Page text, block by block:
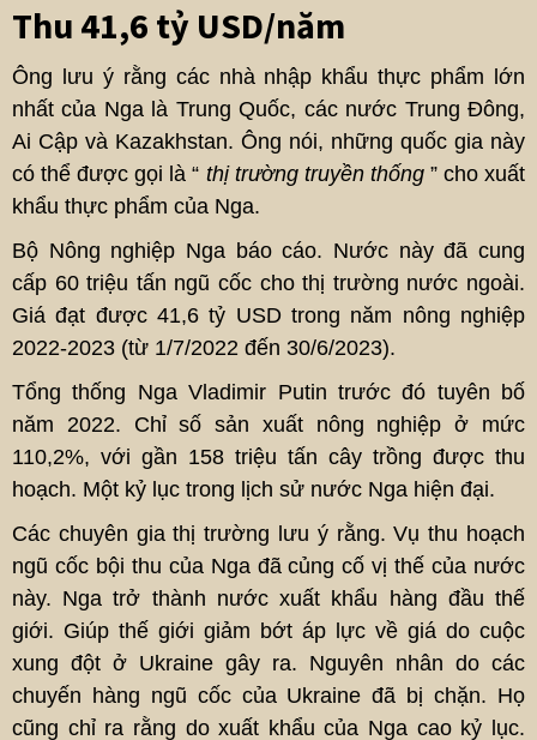
Thu 41,6 tỷ USD/năm
Ông lưu ý rằng các nhà nhập khẩu thực phẩm lớn
nhất của Nga là Trung Quốc, các nước Trung Đông,
Ai Cập và Kazakhstan. Ông nói, những quốc gia này
có thể được gọi là “ thị trường truyền thống” cho xuất
khẩu thực phẩm của Nga.
Bộ Nông nghiệp Nga báo cáo. Nước này đã cung
cấp 60 triệu tấn ngũ cốc cho thị trường nước ngoài.
Giá đạt được 41,6 tỷ USD trong năm nông nghiệp
2022-2023 (từ 1/7/2022 đến 30/6/2023).
Tổng thống Nga Vladimir Putin trước đó tuyên bố
năm 2022. Chỉ số sản xuất nông nghiệp ở mức
110,2%, với gần 158 triệu tấn cây trồng được thu
hoạch. Một kỷ lục trong lịch sử nước Nga hiện đại.
Các chuyên gia thị trường lưu ý rằng. Vụ thu hoạch
ngũ cốc bội thu của Nga đã củng cố vị thế của nước
này. Nga trở thành nước xuất khẩu hàng đầu thế
giới. Giúp thế giới giảm bớt áp lực về giá do cuộc
xung đột ở Ukraine gây ra. Nguyên nhân do các
chuyến hàng ngũ cốc của Ukraine đã bị chặn. Họ
cũng chỉ ra rằng do xuất khẩu của Nga cao kỷ lục.